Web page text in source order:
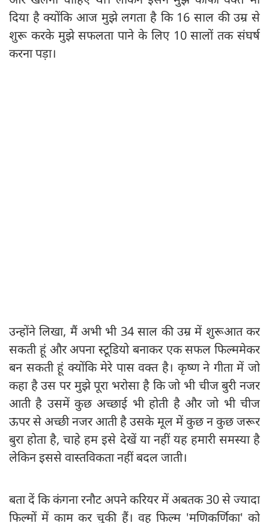
दिया है क्योंकि आज मुझे लगता है कि 16 साल की उम्र से
शुरू करके मुझे सफलता पाने के लिए 10 सालों तक संघर्ष
करना पड़ा।
उन्होंने लिखा, मैं अभी भी 34 साल की उम्र में शुरूआत कर
सकती हूं और अपना स्टूडियो बनाकर एक सफल फिल्ममेकर
बन सकती हूं क्योंकि मेरे पास वक्त है। कृष्ण ने गीता में जो
कहा है उस पर मुझे पूरा भरोसा है कि जो भी चीज बुरी नजर
आती है उसमें कुछ अच्छाई भी होती है और जो भी चीज
ऊपर से अच्छी नजर आती है उसके मूल में कुछ न कुछ जरूर
बुरा होता है, चाहे हम इसे देखें या नहीं यह हमारी समस्या है
लेकिन इससे वास्तविकता नहीं बदल जाती।
बता दें कि कंगना रनौट अपने करियर में अबतक 30 से ज्यादा
फिल्मों में काम कर चुकी हैं। वह फिल्म 'मणिकर्णिका' को